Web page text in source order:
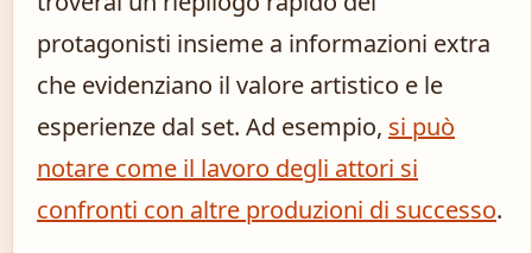
protagonisti insieme a informazioni extra
che evidenziano il valore artistico e le
esperienze dal set. Ad esempio, si può
notare come il lavoro degli attori si
confronti con altre produzioni di successo.